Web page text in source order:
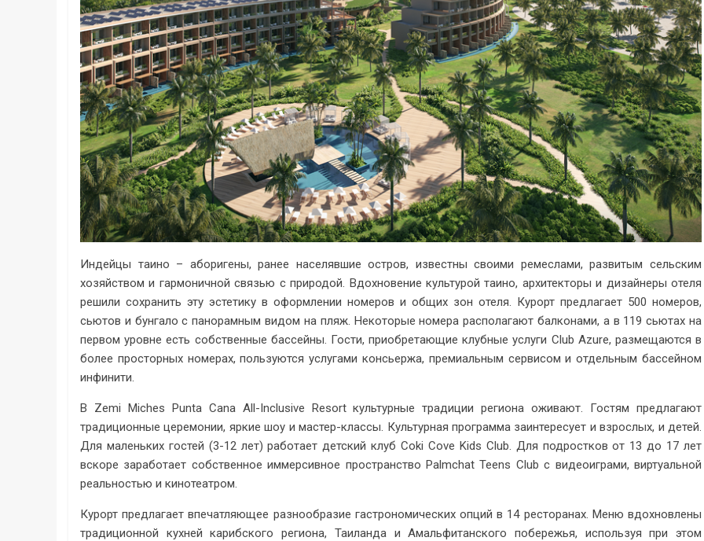
Индейцы таино – аборигены, ранее населявшие остров, известны своими ремеслами, развитым сельским
хозяйством и гармоничной связью с природой. Вдохновение культурой таино, архитекторы и дизайнеры отеля
решили сохранить эту эстетику в оформлении номеров и общих зон отеля. Курорт предлагает 500 номеров,
сьютов и бунгало с панорамным видом на пляж. Некоторые номера располагают балконами, а в 119 сьютах на
первом уровне есть собственные бассейны. Гости, приобретающие клубные услуги Club Azure, размещаются в
более просторных номерах, пользуются услугами консьержа, премиальным сервисом и отдельным бассейном
инфинити.
В Zemi Miches Punta Cana All-Inclusive Resort культурные традиции региона оживают. Гостям предлагают
традиционные церемонии, яркие шоу и мастер-классы. Культурная программа заинтересует и взрослых, и детей.
Для маленьких гостей (3-12 лет) работает детский клуб Coki Cove Kids Club. Для подростков от 13 до 17 лет
вскоре заработает собственное иммерсивное пространство Palmchat Teens Club с видеоиграми, виртуальной
реальностью и кинотеатром.
Курорт предлагает впечатляющее разнообразие гастрономических опций в 14 ресторанах. Меню вдохновлены
традиционной кухней карибского региона, Таиланда и Амальфитанского побережья, используя при этом